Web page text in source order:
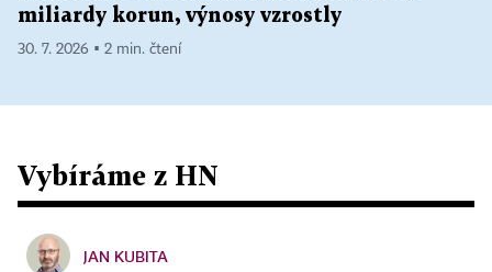
miliardy korun, výnosy vzrostly
30. 7. 2026 ▪ 2 min. čtení
Vybíráme z HN
JAN KUBITA